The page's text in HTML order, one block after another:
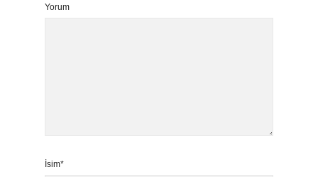
Yorum
İsim*